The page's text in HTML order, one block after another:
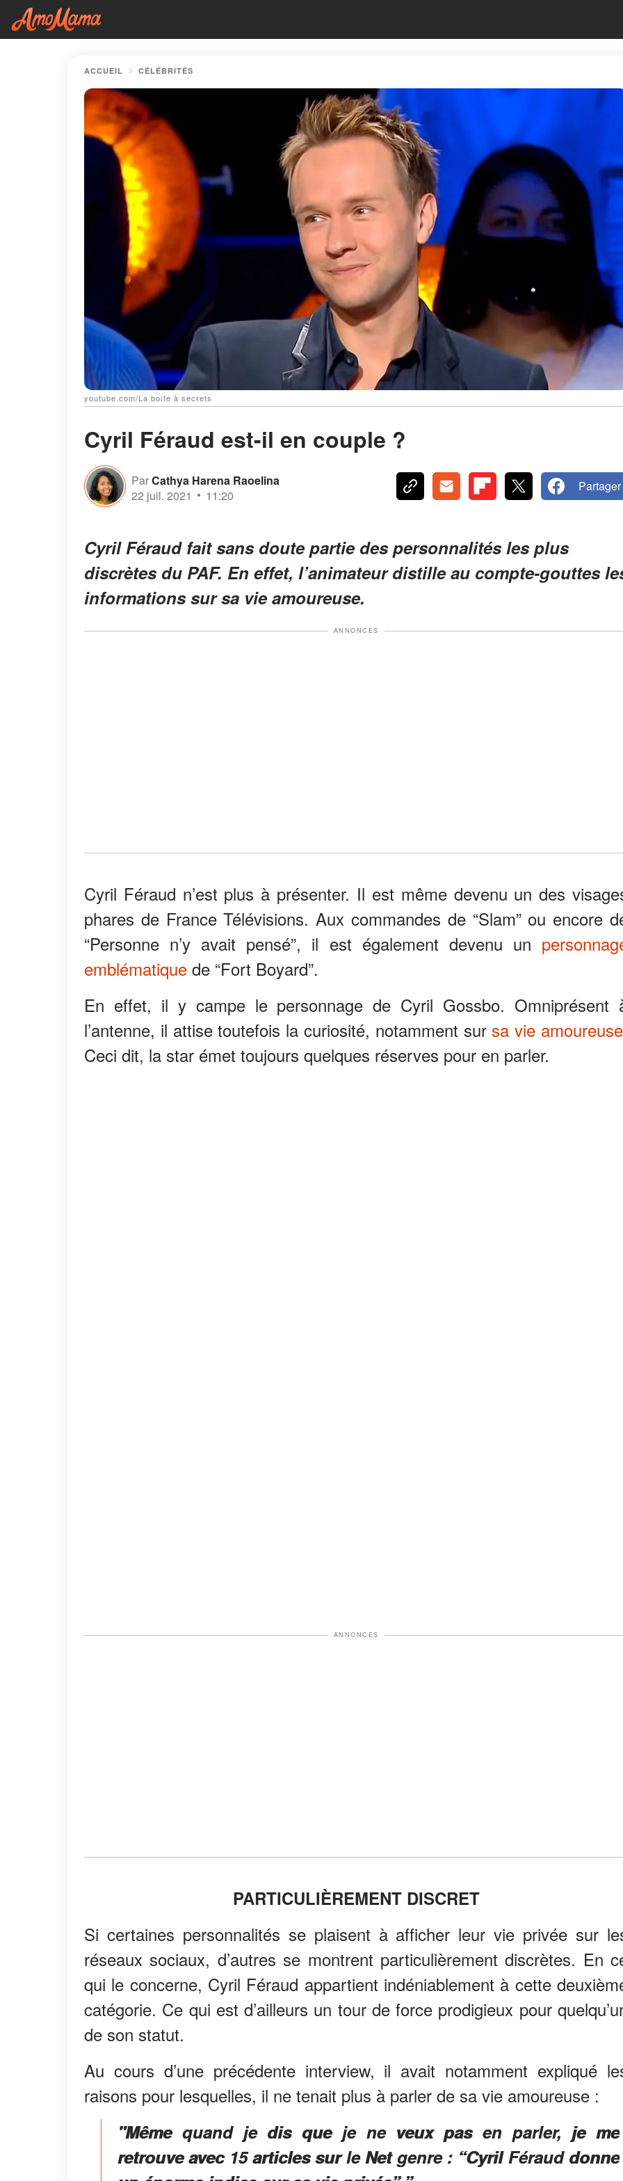
ACCUEIL CÉLÉBRITÉS
youtube.com/La boîte à secrets
Cyril Féraud est-il en couple ?
ParCathya Harena Raoelina
22 juil. 2021
11:20
Partager
Cyril Féraud fait sans doute partie des personnalités les plus
discrètes du PAF. En effet, l’animateur distille au compte-gouttes
informations sur sa vie amoureuse.
ANNONCES
Cyril Féraud n’est plus à présenter. Il est même devenu un des
phares de France Télévisions. Aux commandes de “Slam” ou encore
“Personne n’y avait pensé”, il est également devenu un
emblématique de “Fort Boyard”.
En effet, il y campe le personnage de Cyril Gossbo. Omniprésent
l’antenne, il attise toutefois la curiosité, notamment sur sa vie amoureuse
Ceci dit, la star émet toujours quelques réserves pour en parler.
ANNONCES
PARTICULIÈREMENT DISCRET
Si certaines personnalités se plaisent à afficher leur vie privée sur
réseaux sociaux, d’autres se montrent particulièrement discrètes. En
qui le concerne, Cyril Féraud appartient indéniablement à cette
catégorie. Ce qui est d’ailleurs un tour de force prodigieux pour
de son statut.
Au cours d’une précédente interview, il avait notamment expliqué
raisons pour lesquelles, il ne tenait plus à parler de sa vie amoureuse :
"Même quand je dis que je ne veux pas en parler, je me
retrouve avec 15 articles sur le Net genre : “Cyril Féraud donne